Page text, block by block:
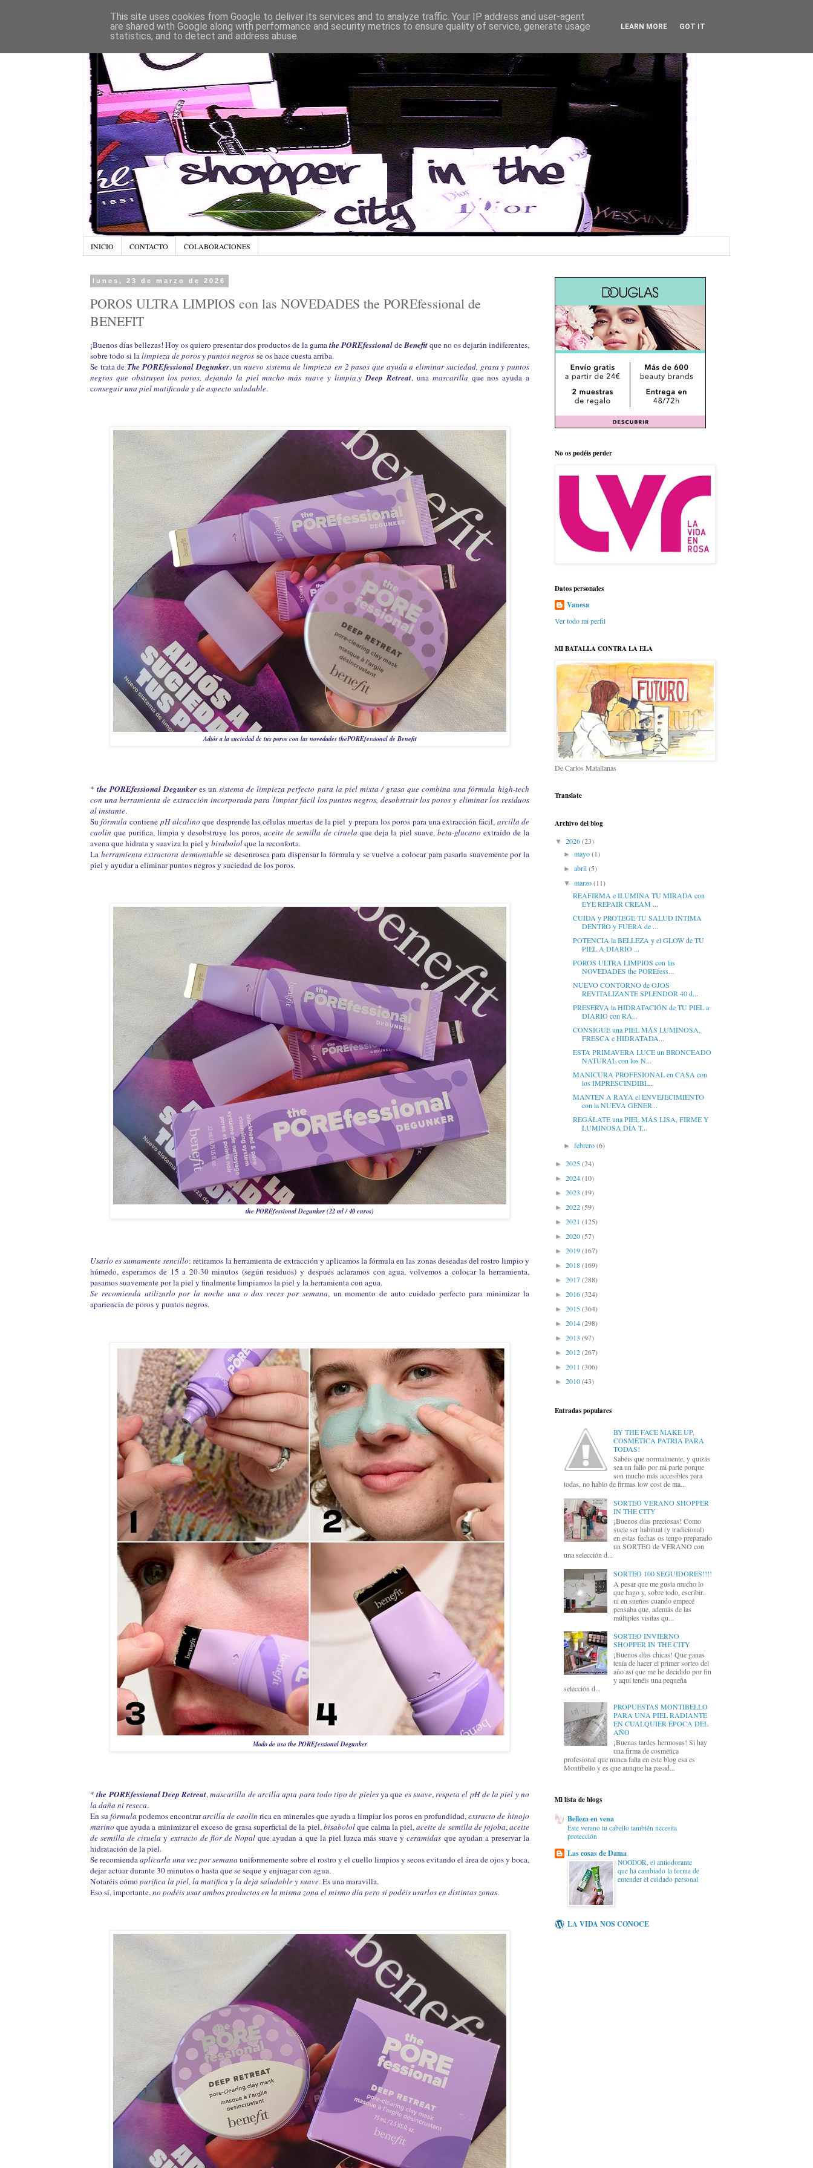
INICIO CONTACTO COLABORACIONES
lunes, 23 de marzo de 2026
POROS ULTRA LIMPIOS con las NOVEDADES the POREfessional de
BENEFIT
¡Buenos días bellezas! Hoy os quiero presentar dos productos de la gamathe POREfessionaldeBenefitque no os dejarán indiferentes,
sobre todo si lalimpieza de poros y puntos negros se os hace cuesta arriba.
Se trata deThe POREfessional Degunker, unnuevo sistema de limpieza en 2 pasos que ayuda a eliminar suciedad, grasa y puntos
negros que obstruyen los poros, dejando la piel mucho más suave y limpia,yDeep Retreat, una mascarilla que nos ayuda a
conseguir una piel matificada y de aspecto saludable.
Adiós a la suciedad de tus poros con las novedades thePOREfessional de Benefit
*the POREfessional Degunker es unsistema de limpieza perfecto para la piel mixta / grasa que combina una fórmulahigh-tech
con una herramienta de extracción incorporada paralimpiar fácil los puntos negros, desobstruir los poros y eliminar los residuos
al instante.
Sufórmula contiene pH alcalinoque desprende las células muertas de la piel y prepara los poros para una extracción fácil, arcilla de
caolín que purifica, limpia y desobstruye los poros,aceite de semilla de ciruela que deja la piel suave, beta-glucano extraído de la
avena que hidrata y suaviza la piel y bisabololque la reconforta.
La herramienta extractora desmontablese desenrosca para dispensar la fórmula y se vuelve a colocar para pasarla suavemente por la
piel y ayudar a eliminar puntos negros y suciedad de los poros.
the POREfessional Degunker (22 ml / 40 euros)
Usarlo es sumamente sencillo: retiramos la herramienta de extracción y aplicamos la fórmula en las zonas deseadas del rostro limpio y
húmedo, esperamos de 15 a 20-30 minutos (según residuos) y después aclaramos con agua, volvemos a colocar la herramienta,
pasamos suavemente por la piel y finalmente limpiamos la piel y la herramienta con agua.
Se recomienda utilizarlo por la noche una o dos veces por semana, un momento de auto cuidado perfecto para minimizar la
apariencia de poros y puntos negros.
Modo de uso the POREfessional Degunker
*the POREfessional Deep Retreat,mascarilla de arcilla apta para todo tipo de pielesya que es suave,respeta el pH de la piel y no
la daña ni reseca.
En su fórmula podemos encontrararcilla de caolín rica en minerales que ayuda a limpiar los poros en profundidad,extracto de hinojo
marino que ayuda a minimizar el exceso de grasa superficial de la piel,bisabololque calma la piel,aceite de semilla de jojoba,aceite
de semilla de ciruela y extracto de flor de Nopalque ayudan a que la piel luzca más suave yceramidas que ayudan a preservar la
hidratación de la piel.
Se recomiendaaplicarla una vez por semana uniformemente sobre el rostro y el cuello limpios y secos evitando el área de ojos y boca,
dejar actuar durante 30 minutos o hasta que se seque y enjuagar con agua.
Notaréis cómopurifica la piel, la matifica y la deja saludable y suave. Es una maravilla.
Eso sí, importante,no podéis usar ambos productos en la misma zona el mismo día pero sí podéis usarlos en distintas zonas.
No os podéis perder
Datos personales
Vanesa
Ver todo mi perfil
MI BATALLA CONTRA LA ELA
De Carlos Matallanas
Translate
Archivo del blog
▼ 2026(23)
►mayo(1)
►abril(5)
▼marzo(11)
REAFIRMA e ILUMINA TU MIRADA con
EYE REPAIR CREAM ...
CUIDA y PROTEGE TU SALUD INTIMA
DENTRO y FUERA de ...
POTENCIA la BELLEZA y el GLOW de TU
PIEL A DIARIO ...
POROS ULTRA LIMPIOS con las
NOVEDADES the POREfess...
NUEVO CONTORNO de OJOS
REVITALIZANTE SPLENDOR 40 d...
PRESERVA la HIDRATACIÓN de TU PIEL a
DIARIO con RA...
CONSIGUE una PIEL MÁS LUMINOSA,
FRESCA e HIDRATADA...
ESTA PRIMAVERA LUCE un BRONCEADO
NATURAL con los N...
MANICURA PROFESIONAL en CASA con
los IMPRESCINDIBL...
MANTÉN A RAYA el ENVEJECIMIENTO
con la NUEVA GENER...
REGÁLATE una PIEL MÁS LISA, FIRME Y
LUMINOSA DÍA T...
►febrero(6)
► 2025(24)
► 2024(10)
► 2023 (19)
► 2022(59)
► 2021 (125)
► 2020(57)
► 2019(167)
► 2018(169)
► 2017(288)
► 2016(324)
► 2015(364)
► 2014(298)
► 2013 (97)
► 2012(267)
► 2011 (306)
► 2010(43)
Entradas populares
BY THE FACE MAKE UP,
COSMÉTICA PATRIA PARA
TODAS!
Sabéis que normalmente, y quizás
sea un fallo por mi parte porque
son mucho más accesibles para
todas, no hablo de firmas low cost de ma...
SORTEO VERANO SHOPPER
IN THE CITY
¡Buenos días preciosas! Como
suele ser habitual (y tradicional)
en estas fechas os tengo preparado
un SORTEO de VERANO con
una selección d...
SORTEO 100 SEGUIDORES!!!!
A pesar que me gusta mucho lo
que hago y, sobre todo, escribir..
ni en sueños cuando empecé
pensaba que, además de las
múltiples visitas qu...
SORTEO INVIERNO
SHOPPER IN THE CITY
¡Buenos días chicas! Que ganas
tenía de hacer el primer sorteo del
año así que me he decidido por fin
y aquí tenéis una pequeña
selección d...
PROPUESTAS MONTIBELLO
PARA UNA PIEL RADIANTE
EN CUALQUIER ÉPOCA DEL
AÑO
¡Buenas tardes hermosas! Si hay
una firma de cosmética
profesional que nunca falta en este blog esa es
Montibello y es que aunque ha pasad...
Mi lista de blogs
Belleza en vena
Este verano tu cabello también necesita
protección
Las cosas de Dama
NOODOR, el antiodorante
que ha cambiado la forma de
entender el cuidado personal
LA VIDA NOS CONOCE
This site uses cookies from Google to deliver its services and to analyze traffic. Your IP address and user-agent
are shared with Google along with performance and security metrics to ensure quality of service, generate usage
statistics, and to detect and address abuse.
LEARN MORE GOT IT